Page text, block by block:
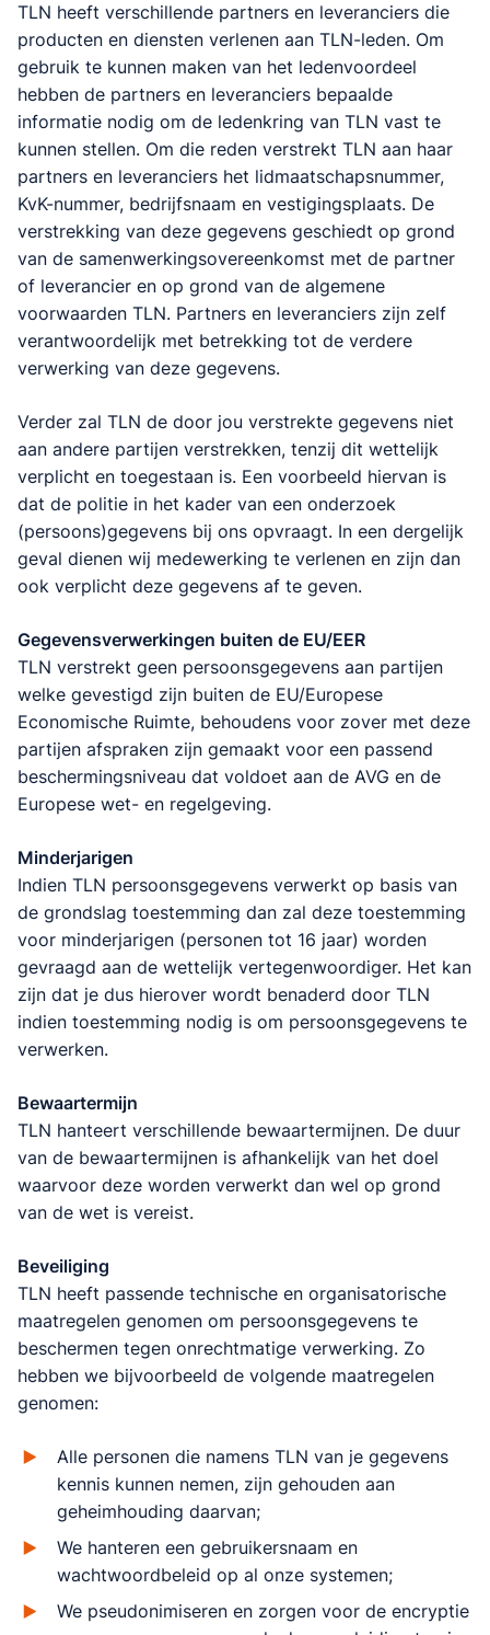
TLN heeft verschillende partners en leveranciers die
producten en diensten verlenen aan TLN-leden. Om
gebruik te kunnen maken van het ledenvoordeel
hebben de partners en leveranciers bepaalde
informatie nodig om de ledenkring van TLN vast te
kunnen stellen. Om die reden verstrekt TLN aan haar
partners en leveranciers het lidmaatschapsnummer,
KvK-nummer, bedrijfsnaam en vestigingsplaats. De
verstrekking van deze gegevens geschiedt op grond
van de samenwerkingsovereenkomst met de partner
of leverancier en op grond van de algemene
voorwaarden TLN. Partners en leveranciers zijn zelf
verantwoordelijk met betrekking tot de verdere
verwerking van deze gegevens.
Verder zal TLN de door jou verstrekte gegevens niet
aan andere partijen verstrekken, tenzij dit wettelijk
verplicht en toegestaan is. Een voorbeeld hiervan is
dat de politie in het kader van een onderzoek
(persoons)gegevens bij ons opvraagt. In een dergelijk
geval dienen wij medewerking te verlenen en zijn dan
ook verplicht deze gegevens af te geven.
Gegevensverwerkingen buiten de EU/EER
TLN verstrekt geen persoonsgegevens aan partijen
welke gevestigd zijn buiten de EU/Europese
Economische Ruimte, behoudens voor zover met deze
partijen afspraken zijn gemaakt voor een passend
beschermingsniveau dat voldoet aan de AVG en de
Europese wet- en regelgeving.
Minderjarigen
Indien TLN persoonsgegevens verwerkt op basis van
de grondslag toestemming dan zal deze toestemming
voor minderjarigen (personen tot 16 jaar) worden
gevraagd aan de wettelijk vertegenwoordiger. Het kan
zijn dat je dus hierover wordt benaderd door TLN
indien toestemming nodig is om persoonsgegevens te
verwerken.
Bewaartermijn
TLN hanteert verschillende bewaartermijnen. De duur
van de bewaartermijnen is afhankelijk van het doel
waarvoor deze worden verwerkt dan wel op grond
van de wet is vereist.
Beveiliging
TLN heeft passende technische en organisatorische
maatregelen genomen om persoonsgegevens te
beschermen tegen onrechtmatige verwerking. Zo
hebben we bijvoorbeeld de volgende maatregelen
genomen:
Alle personen die namens TLN van je gegevens
kennis kunnen nemen, zijn gehouden aan
geheimhouding daarvan;
We hanteren een gebruikersnaam en
wachtwoordbeleid op al onze systemen;
We pseudonimiseren en zorgen voor de encryptie